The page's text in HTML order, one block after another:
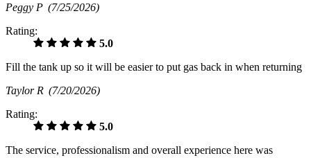
Peggy P (7/25/2026)
Rating:
5.0
Fill the tank up so it will be easier to put gas back in when returning
Taylor R (7/20/2026)
Rating:
5.0
The service, professionalism and overall experience here was